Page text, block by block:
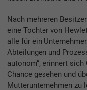
Nach mehreren
eine Tochter von
alle für ein
Abteilungen und
autonom“, erinnert sich
Chance gesehen und
Mutterunternehmen zu